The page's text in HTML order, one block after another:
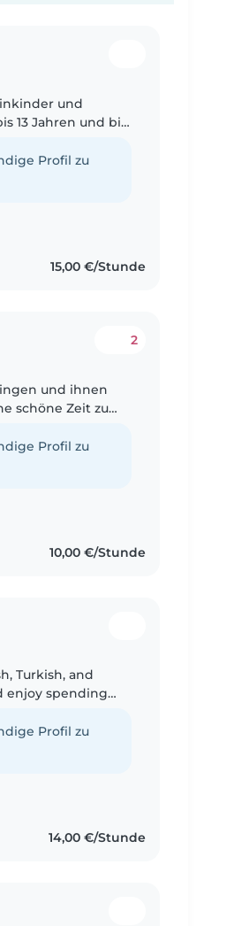
und
13 Jahren und bin
Profil zu
15,00 €/Stunde
2
und ihnen
schöne Zeit zu
Profil zu
10,00 €/Stunde
Turkish, and
enjoy spending
Profil zu
14,00 €/Stunde